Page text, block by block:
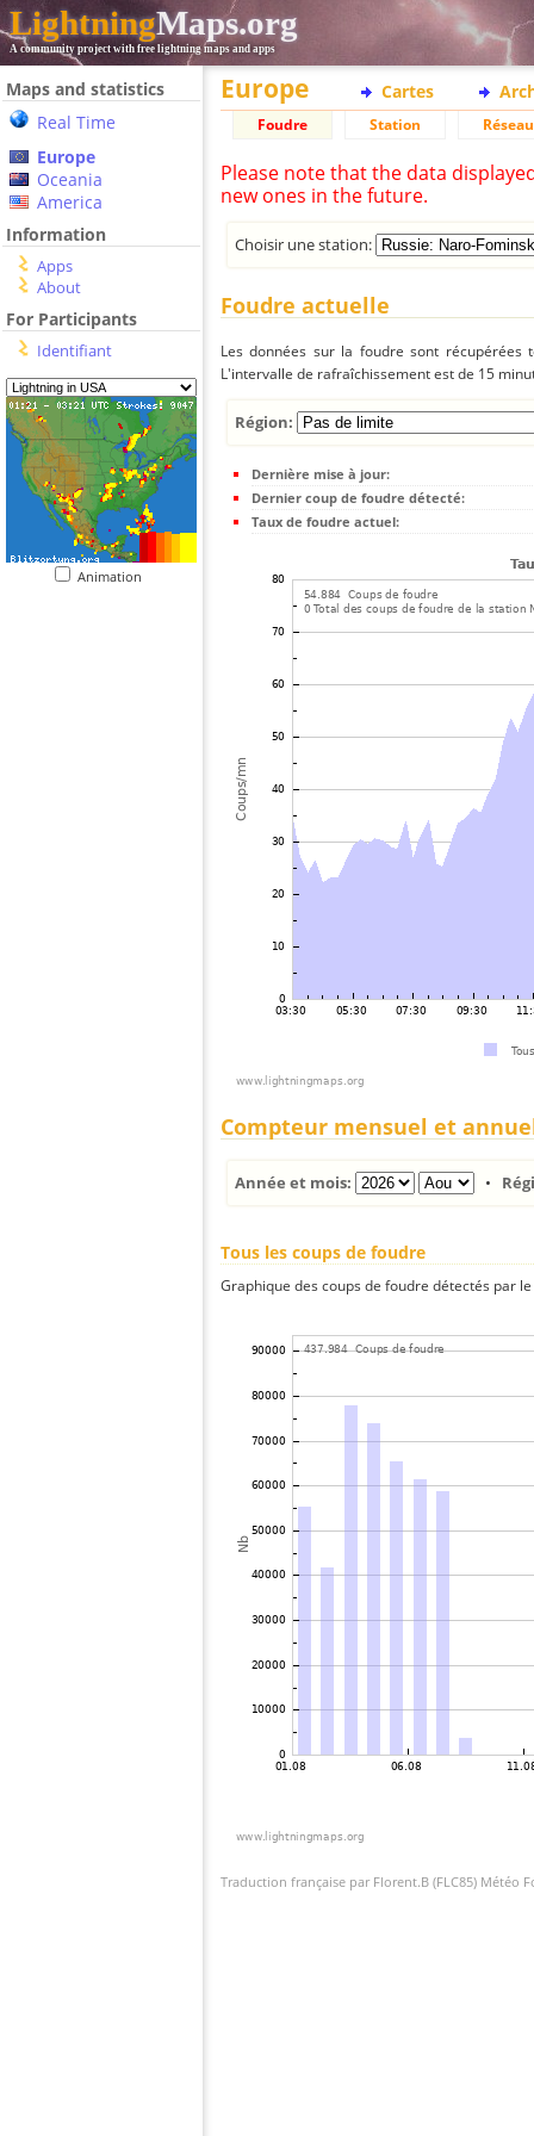
LightningMaps.org
A community project with free lightning maps and apps
Maps and statistics
Real Time
Europe
Oceania
America
Information
Apps
About
For Participants
Identifiant
Animation
Europe Cartes
Foudre Station Réseau
Please note that the data
new ones in the future.
Choisir une station:
Foudre actuelle
Les données sur la foudre sont
L'intervalle de rafraîchissement est de 15
Région:
Dernière mise à jour:
Dernier coup de foudre détecté:
Taux de foudre actuel:
Compteur mensuel et
Année et mois: •
Tous les coups de foudre
Graphique des coups de foudre détectés par
Traduction française par Florent.B (FLC85) Météo